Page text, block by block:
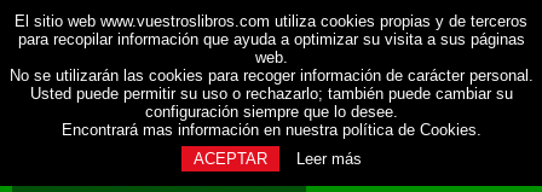
El sitio web www.vuestroslibros.com utiliza cookies propias y de terceros
para recopilar información que ayuda a optimizar su visita a sus páginas
web.
No se utilizarán las cookies para recoger información de carácter personal.
Usted puede permitir su uso o rechazarlo; también puede cambiar su
configuración siempre que lo desee.
Encontrará mas información en nuestra política de Cookies.
ACEPTAR
Leer más